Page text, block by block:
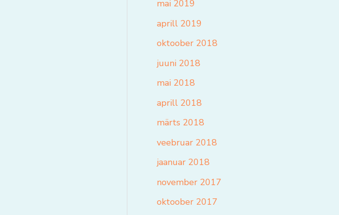
mai 2019
aprill 2019
oktoober 2018
juuni 2018
mai 2018
aprill 2018
märts 2018
veebruar 2018
jaanuar 2018
november 2017
oktoober 2017